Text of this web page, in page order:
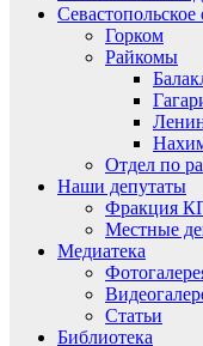
Севастопольское
Горком
Райкомы
Отдел по
Наши депутаты
Фракция
Местные
Медиатека
Статьи
Библиотека